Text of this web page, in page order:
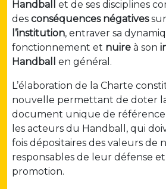
Handball
et de ses disciplines
des conséquences négativessur
l’institution, entraver sa
fonctionnement et nuire à son
Handball
en général.
L’élaboration de la Charte
nouvelle permettant de doter
document unique de référence
les acteurs du Handball, qui
fois dépositaires des valeurs de
responsables de leur défense
promotion.